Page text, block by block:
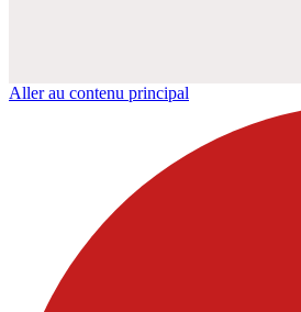
Aller au contenu principal